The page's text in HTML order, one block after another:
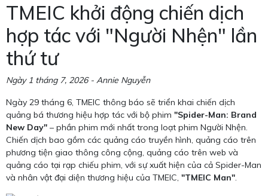
TMEIC khởi động chiến dịch
hợp tác với "Người Nhện" lần
thứ tư
Ngày 1 tháng 7, 2026 - Annie Nguyễn
Ngày 29 tháng 6, TMEIC thông báo sẽ triển khai chiến dịch
quảng bá thương hiệu hợp tác với bộ phim "Spider-Man: Brand
New Day" – phần phim mới nhất trong loạt phim Người Nhện.
Chiến dịch bao gồm các quảng cáo truyền hình, quảng cáo trên
phương tiện giao thông công cộng, quảng cáo trên web và
quảng cáo tại rạp chiếu phim, với sự xuất hiện của cả Spider-Man
và nhân vật đại diện thương hiệu của TMEIC, "TMEIC Man".